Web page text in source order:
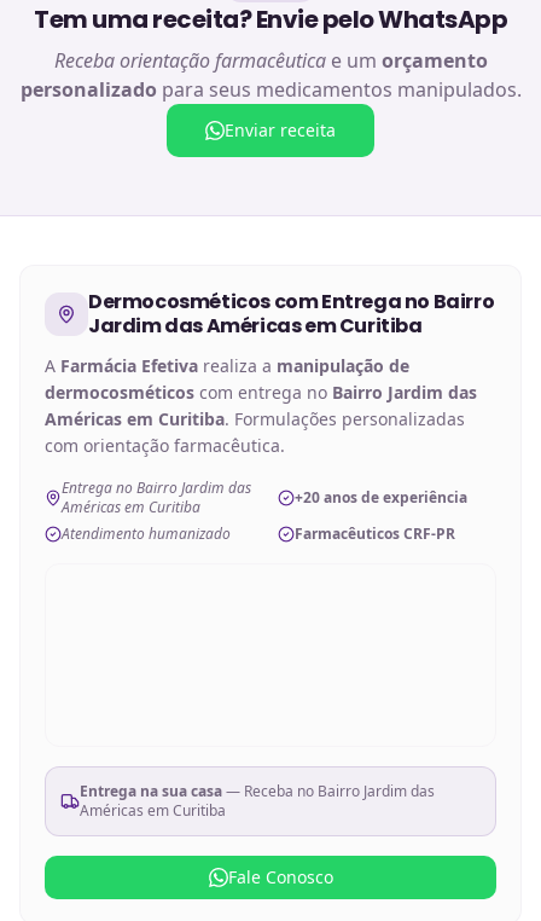
Tem uma receita? Envie pelo WhatsApp
Receba orientação farmacêuticae um orçamento
personalizado para seus medicamentos manipulados.
Enviar receita
Dermocosméticoscom Entrega no Bairro
Jardim das Américas em Curitiba
A Farmácia Efetiva realiza a manipulação de
dermocosméticos com entrega no Bairro Jardim das
Américas em Curitiba. Formulações personalizadas
com orientação farmacêutica.
Entrega no Bairro Jardim das
Américas em Curitiba
+20 anos de experiência
Atendimento humanizado
Farmacêuticos CRF-PR
Entrega na sua casa— Receba no Bairro Jardim das
Américas em Curitiba
Fale Conosco